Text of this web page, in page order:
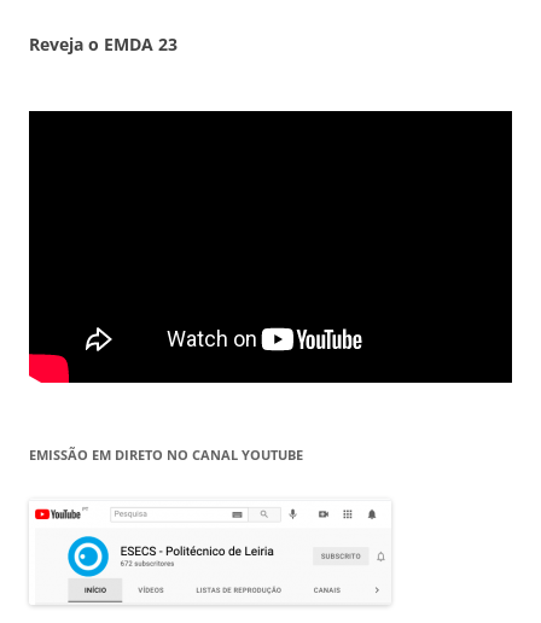
Reveja o EMDA 23
EMISSÃO EM DIRETO NO CANAL YOUTUBE